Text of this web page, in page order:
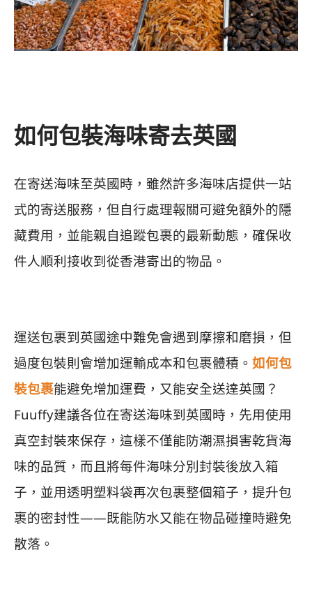
如何包裝海味寄去英國
在寄送海味至英國時，雖然許多海味店提供一站
式的寄送服務，但自行處理報關可避免額外的隱
藏費用，並能親自追蹤包裹的最新動態，確保收
件人順利接收到從香港寄出的物品。
運送包裹到英國途中難免會遇到摩擦和磨損，但
過度包裝則會增加運輸成本和包裹體積。 如何包
裝包裹能避免增加運費，又能安全送達英國？
Fuuffy建議各位在寄送海味到英國時，先用使用
真空封裝來保存，這樣不僅能防潮濕損害乾貨海
味的品質，而且將每件海味分別封裝後放入箱
子，並用透明塑料袋再次包裹整個箱子，提升包
裹的密封性——既能防水又能在物品碰撞時避免
散落。